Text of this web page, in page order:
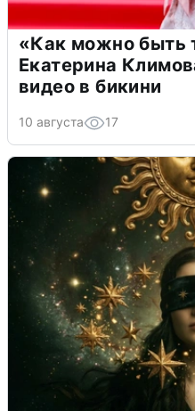
«Как можно быть
Екатерина
видео в бикини
10 августа 17